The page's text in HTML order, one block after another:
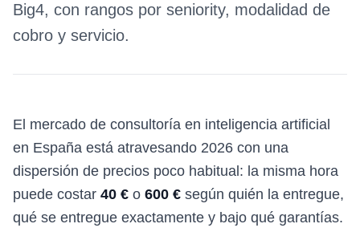
Big4, con rangos por seniority, modalidad de
cobro y servicio.
El mercado de consultoría en inteligencia artificial
en España está atravesando 2026 con una
dispersión de precios poco habitual: la misma hora
puede costar 40 € o 600 € según quién la entregue,
qué se entregue exactamente y bajo qué garantías.